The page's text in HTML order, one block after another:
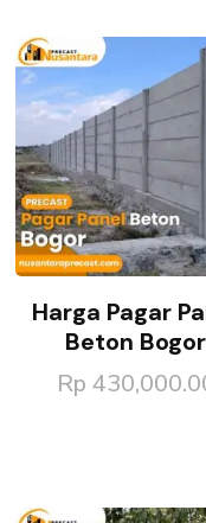
Harga Pagar
Beton Bogor
Rp